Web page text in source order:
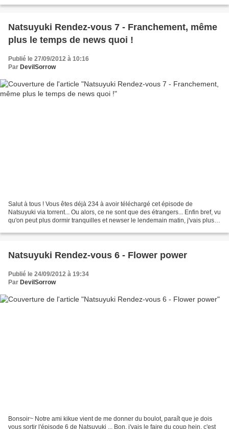
Natsuyuki Rendez-vous 7 - Franchement, même
plus le temps de news quoi !
Publié le 27/09/2012 à 10:16
Par DevilSorrow
Salut à tous ! Vous êtes déjà 234 à avoir téléchargé cet épisode de
Natsuyuki via torrent... Ou alors, ce ne sont que des étrangers... Enfin bref, vu
qu'on peut plus dormir tranquilles et newser le lendemain matin, j'vais plus
Natsuyuki Rendez-vous 6 - Flower power
Publié le 24/09/2012 à 19:34
Par DevilSorrow
Bonsoir~ Notre ami kikue vient de me donner du boulot, paraît que je dois
vous sortir l'épisode 6 de Natsuyuki ... Bon, j'vais le faire du coup hein, c'est